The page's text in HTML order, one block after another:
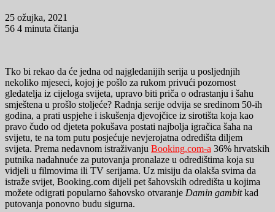
25 ožujka, 2021
56 4 minuta čitanja
Tko bi rekao da će jedna od najgledanijih serija u posljednjih
nekoliko mjeseci, kojoj je pošlo za rukom privući pozornost
gledatelja iz cijeloga svijeta, upravo biti priča o odrastanju i šahu
smještena u prošlo stoljeće? Radnja serije odvija se sredinom 50-ih
godina, a prati uspjehe i iskušenja djevojčice iz sirotišta koja kao
pravo čudo od djeteta pokušava postati najbolja igračica šaha na
svijetu, te na tom putu posjećuje nevjerojatna odredišta diljem
svijeta. Prema nedavnom istraživanju Booking.com-a 36% hrvatskih
putnika nadahnuće za putovanja pronalaze u odredištima koja su
vidjeli u filmovima ili TV serijama. Uz misiju da olakša svima da
istraže svijet, Booking.com dijeli pet šahovskih odredišta u kojima
možete odigrati popularno šahovsko otvaranje Damin gambitkad
putovanja ponovno budu sigurna.